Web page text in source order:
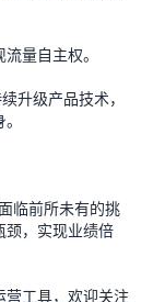
量自主权。
升级产品技术，
临前所未有的挑
颈，实现业绩倍
营工具，欢迎关注